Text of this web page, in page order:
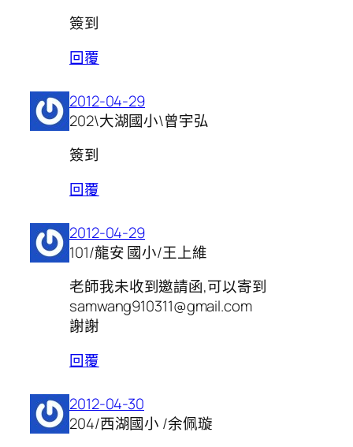
簽到
回覆
2012-04-29
202\大湖國小\曾宇弘
簽到
回覆
2012-04-29
101/龍安 國小/王上維
老師我未收到邀請函,可以寄到
samwang910311@gmail.com
謝謝
回覆
2012-04-30
204/西湖國小 /余佩璇